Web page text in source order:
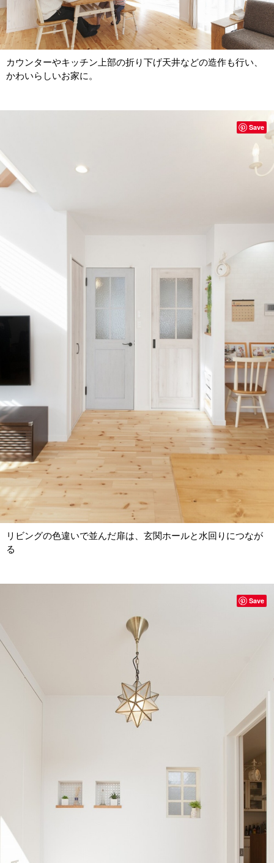
カウンターやキッチン上部の折り下げ天井などの造作も行い、
かわいらしいお家に。
リビングの色違いで並んだ扉は、玄関ホールと水回りにつなが
る
Save
Save